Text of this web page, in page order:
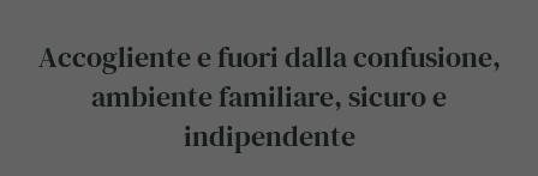
Accogliente e fuori dalla confusione,
ambiente familiare, sicuro e
indipendente